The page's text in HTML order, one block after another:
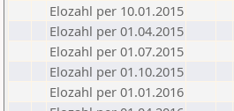
Elozahl per 10.01.2015
Elozahl per 01.04.2015
Elozahl per 01.07.2015
Elozahl per 01.10.2015
Elozahl per 01.01.2016